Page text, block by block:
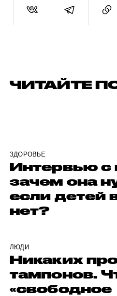
ЧИТАЙТЕ
ЗДОРОВЬЕ
Интервью с
зачем она
если детей
нет?
ЛЮДИ
Никаких
тампонов.
«свободное